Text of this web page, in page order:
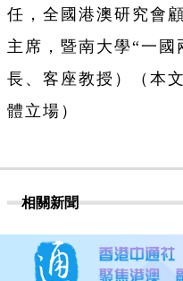
任，全國港澳研究會
主席，暨南大學“一
長、客座教授）（本
體立場）
相關新聞